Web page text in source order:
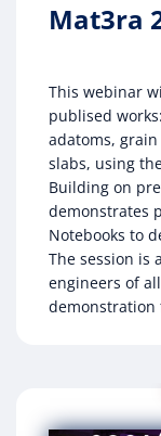
Mat3ra
This webinar
publised
adatoms,
slabs, using
Building on
demonstrates
Notebooks to
The session is
engineers of
demonstration